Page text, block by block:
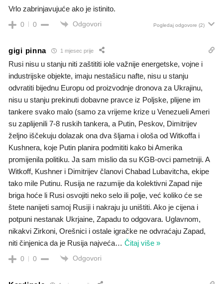
Vrlo zabrinjavujuće ako je istinito.
0 0 Odgovori Pogledaj odgovore (2)
gigi pinna 1 mjesec prije
Rusi nisu u stanju niti zaštititi iole važnije energetske, vojne i
industrijske objekte, imaju nestašicu nafte, nisu u stanju
odvratiti bijednu Europu od proizvodnje dronova za Ukrajinu,
nisu u stanju prekinuti dobavne pravce iz Poljske, plijene im
tankere svako malo (samo za vrijeme krize u Venezueli Ameri
su zaplijenili 7-8 ruskih tankera, a Putin, Peskov, Dimitrijev
željno iščekuju dolazak ona dva šljama i ološa od Witkoffa i
Kushnera, koje Putin planira podmititi kako bi Amerika
promijenila politiku. Ja sam mislio da su KGB-ovci pametniji. A
Witkoff, Kushner i Dimitrijev članovi Chabad Lubavitcha, ekipe
tako mile Putinu. Rusija ne razumije da kolektivni Zapad nije
briga hoće li Rusi osvojiti neko selo ili polje, već koliko će se
štete nanijeti samoj Rusiji i nakraju ju uništiti. Ako je cijena i
potpuni nestanak Ukrjaine, Zapadu to odgovara. Uglavnom,
nikakvi Zirkoni, Orešnici i ostale igračke ne odvraćaju Zapad,
niti činjenica da je Rusija najveća… Čitaj više »
0 0 Odgovori